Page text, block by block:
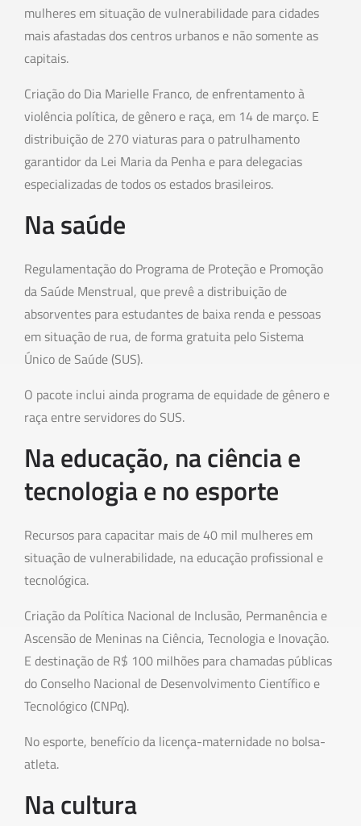
mulheres em situação de vulnerabilidade para cidades
mais afastadas dos centros urbanos e não somente as
capitais.
Criação do Dia Marielle Franco, de enfrentamento à
violência política, de gênero e raça, em 14 de março. E
distribuição de 270 viaturas para o patrulhamento
garantidor da Lei Maria da Penha e para delegacias
especializadas de todos os estados brasileiros.
Na saúde
Regulamentação do Programa de Proteção e Promoção
da Saúde Menstrual, que prevê a distribuição de
absorventes para estudantes de baixa renda e pessoas
em situação de rua, de forma gratuita pelo Sistema
Único de Saúde (SUS).
O pacote inclui ainda programa de equidade de gênero e
raça entre servidores do SUS.
Na educação, na ciência e
tecnologia e no esporte
Recursos para capacitar mais de 40 mil mulheres em
situação de vulnerabilidade, na educação profissional e
tecnológica.
Criação da Política Nacional de Inclusão, Permanência e
Ascensão de Meninas na Ciência, Tecnologia e Inovação.
E destinação de R$ 100 milhões para chamadas públicas
do Conselho Nacional de Desenvolvimento Científico e
Tecnológico (CNPq).
No esporte, benefício da licença-maternidade no bolsa-
atleta.
Na cultura